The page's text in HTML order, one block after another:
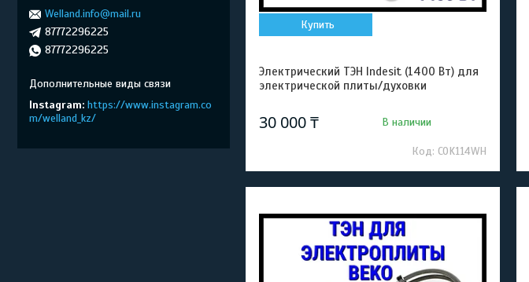
Купить
Электрический ТЭН Indesit (1400 Вт) для
электрической плиты/духовки
30 000 ₸ В наличии
COK114WH
Welland.info@mail.ru
87772296225
87772296225
Instagram https://www.instagram.co
m/welland_kz/